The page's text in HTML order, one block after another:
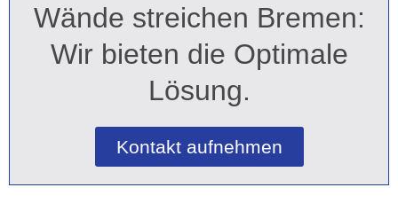
Wände streichen Bremen:
Wir bieten die Optimale
Lösung.
Kontakt aufnehmen